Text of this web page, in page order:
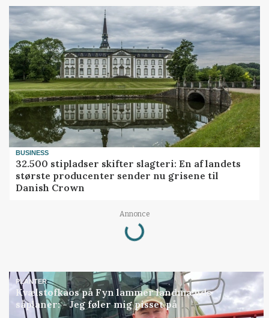
BUSINESS
32.500 stipladser skifter slagteri: En af landets
største producenter sender nu grisene til
Danish Crown
Annonce
Loading...
PLANTER
Kvælstofkaos på Fyn lammer landmænds
såplaner: - Jeg føler mig pisset på